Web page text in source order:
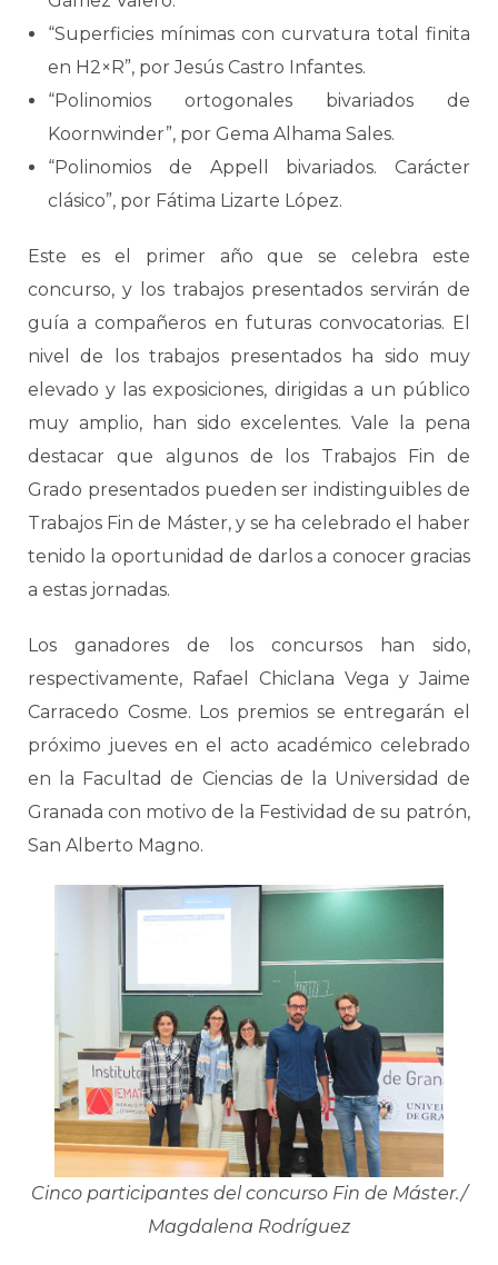
“Superficies mínimas con curvatura total finita
en H2×R”, por Jesús Castro Infantes.
“Polinomios ortogonales bivariados de
Koornwinder”, por Gema Alhama Sales.
“Polinomios de Appell bivariados. Carácter
clásico”, por Fátima Lizarte López.
Este es el primer año que se celebra este
concurso, y los trabajos presentados servirán de
guía a compañeros en futuras convocatorias. El
nivel de los trabajos presentados ha sido muy
elevado y las exposiciones, dirigidas a un público
muy amplio, han sido excelentes. Vale la pena
destacar que algunos de los Trabajos Fin de
Grado presentados pueden ser indistinguibles de
Trabajos Fin de Máster, y se ha celebrado el haber
tenido la oportunidad de darlos a conocer gracias
a estas jornadas.
Los ganadores de los concursos han sido,
respectivamente, Rafael Chiclana Vega y Jaime
Carracedo Cosme. Los premios se entregarán el
próximo jueves en el acto académico celebrado
en la Facultad de Ciencias de la Universidad de
Granada con motivo de la Festividad de su patrón,
San Alberto Magno.
Cinco participantes del concurso Fin de Máster./
Magdalena Rodríguez